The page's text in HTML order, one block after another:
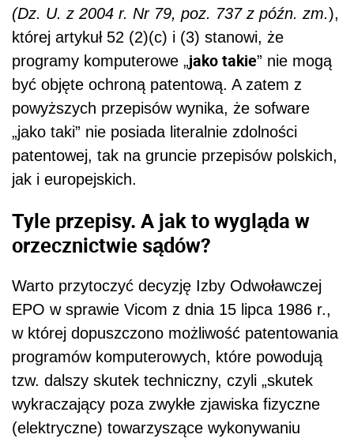
(Dz. U. z 2004 r. Nr 79, poz. 737 z późn. zm.),
której artykuł 52 (2)(c) i (3) stanowi, że
programy komputerowe „jako takie” nie mogą
być objęte ochroną patentową. A zatem z
powyższych przepisów wynika, że sofware
„jako taki” nie posiada literalnie zdolności
patentowej, tak na gruncie przepisów polskich,
jak i europejskich.
Tyle przepisy. A jak to wygląda w
orzecznictwie sądów?
Warto przytoczyć decyzję Izby Odwoławczej
EPO w sprawie Vicom z dnia 15 lipca 1986 r.,
w której dopuszczono możliwość patentowania
programów komputerowych, które powodują
tzw. dalszy skutek techniczny, czyli „skutek
wykraczający poza zwykłe zjawiska fizyczne
(elektryczne) towarzyszące wykonywaniu